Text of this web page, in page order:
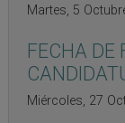
Martes, 5
FECHA DE
Miércoles, 27